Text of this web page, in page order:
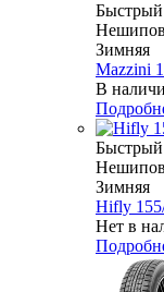
Зимняя
Mazzini
В
Зимняя
Hifly
Нет в